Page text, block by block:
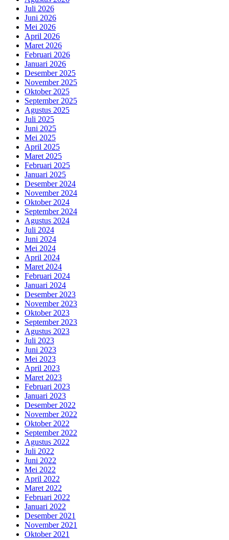
Juli 2026
Juni 2026
Mei 2026
April 2026
Maret 2026
Februari 2026
Januari 2026
Desember 2025
November 2025
Oktober 2025
September 2025
Agustus 2025
Juli 2025
Juni 2025
Mei 2025
April 2025
Maret 2025
Februari 2025
Januari 2025
Desember 2024
November 2024
Oktober 2024
September 2024
Agustus 2024
Juli 2024
Juni 2024
Mei 2024
April 2024
Maret 2024
Februari 2024
Januari 2024
Desember 2023
November 2023
Oktober 2023
September 2023
Agustus 2023
Juli 2023
Juni 2023
Mei 2023
April 2023
Maret 2023
Februari 2023
Januari 2023
Desember 2022
November 2022
Oktober 2022
September 2022
Agustus 2022
Juli 2022
Juni 2022
Mei 2022
April 2022
Maret 2022
Februari 2022
Januari 2022
Desember 2021
November 2021
Oktober 2021